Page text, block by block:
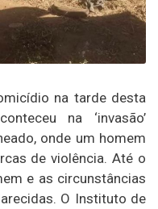
na tarde desta
na ‘invasão’
onde um homem
de violência. Até o
e as circunstâncias
O Instituto de